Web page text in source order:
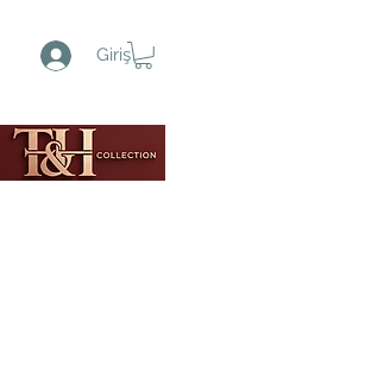
Giriş